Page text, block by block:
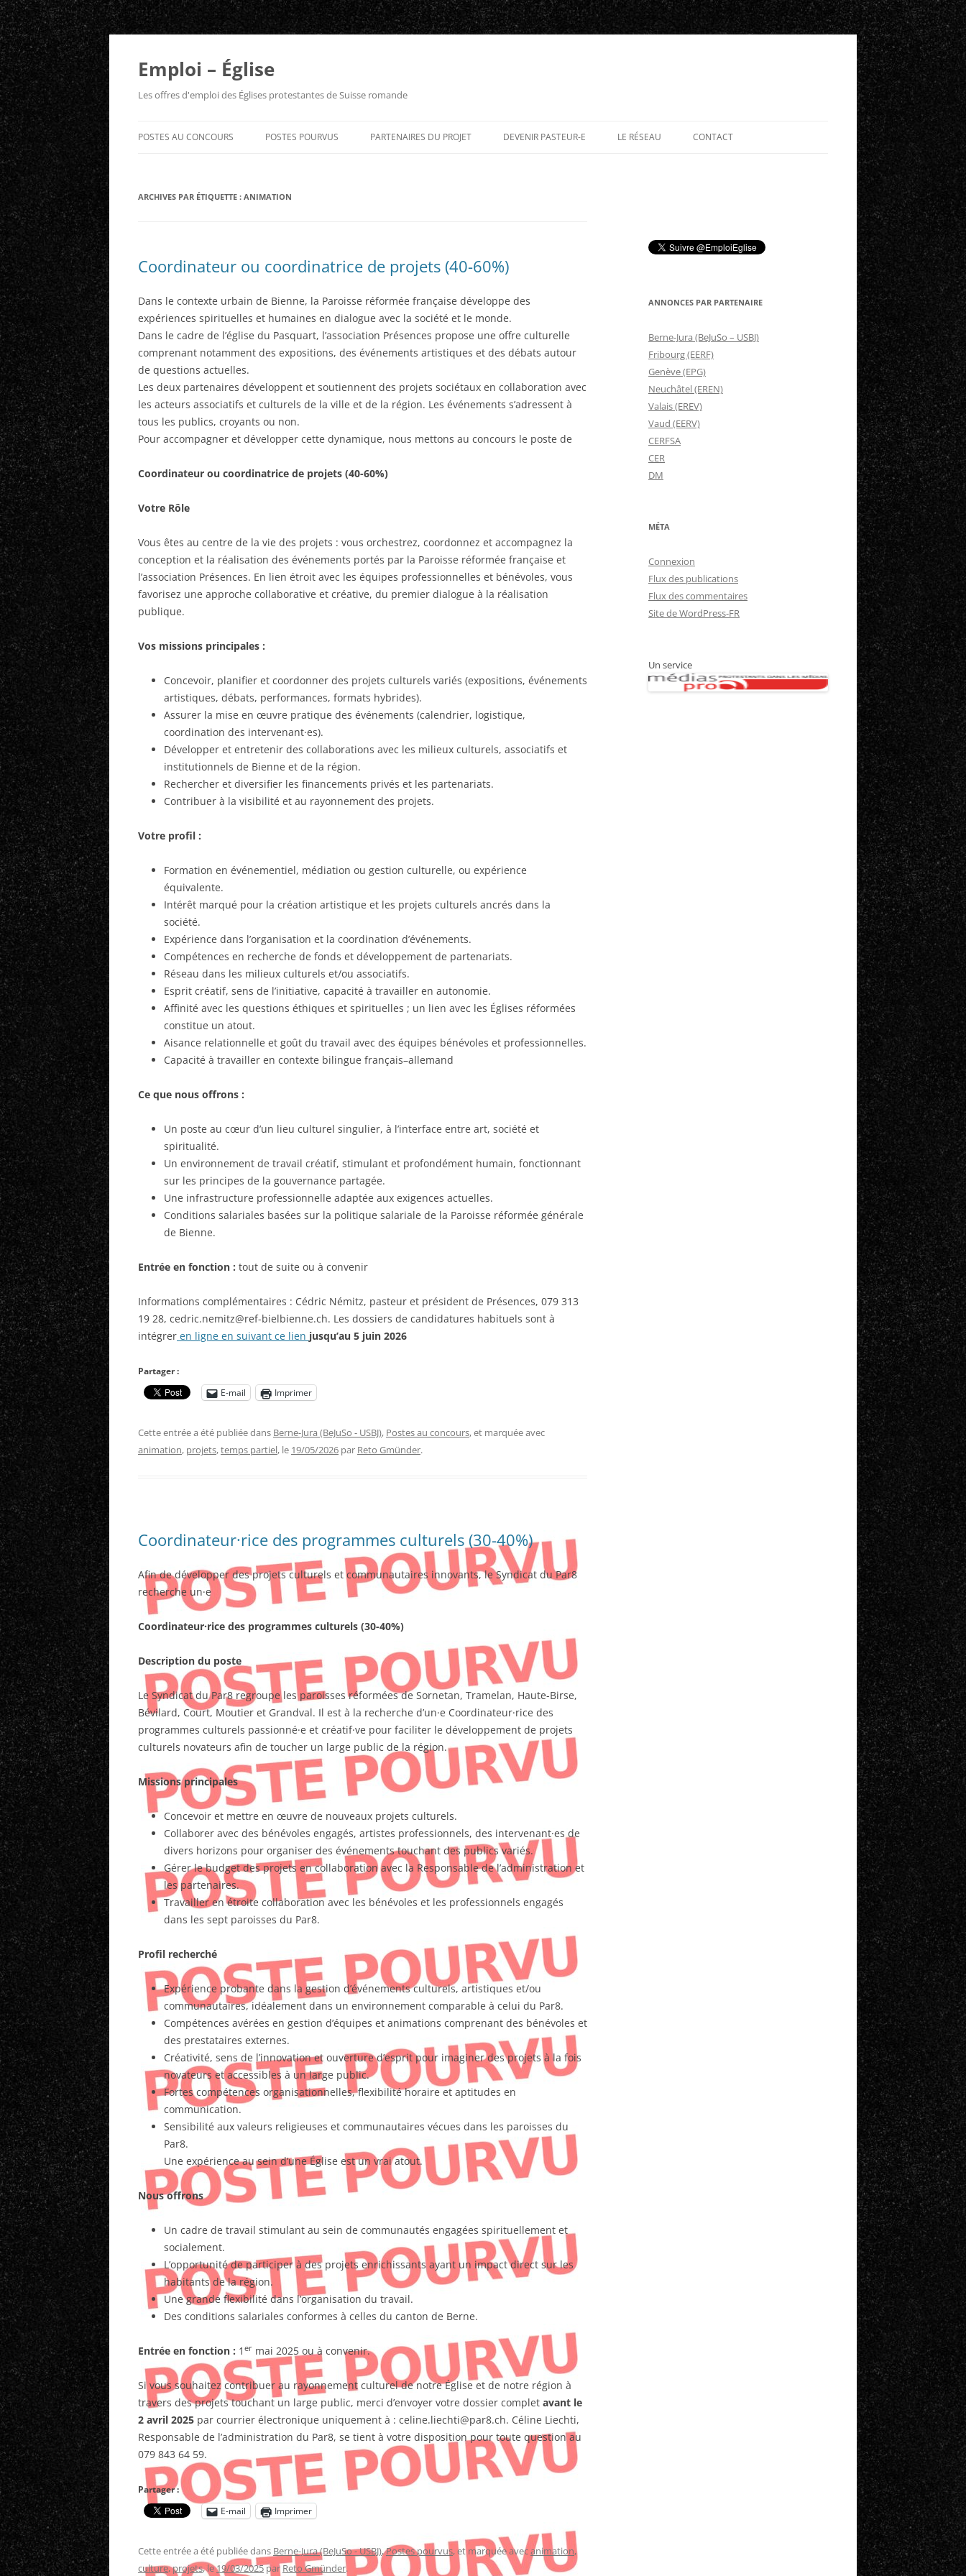
Aller
Emploi – Église
Les offres d'emploi des Églises protestantes de Suisse romande
POSTES AU CONCOURS POSTES POURVUS PARTENAIRES DU PROJET DEVENIR PASTEUR-E LE RÉSEAU CONTACT
ARCHIVES PAR ÉTIQUETTE : ANIMATION
Coordinateur ou coordinatrice de projets (40-60%)
Dans le contexte urbain de Bienne, la Paroisse réformée française développe des
expériences spirituelles et humaines en dialogue avec la société et le monde.
Dans le cadre de l’église du Pasquart, l’association Présences propose une offre culturelle
comprenant notamment des expositions, des événements artistiques et des débats autour
de questions actuelles.
Les deux partenaires développent et soutiennent des projets sociétaux en collaboration avec
les acteurs associatifs et culturels de la ville et de la région. Les événements s’adressent à
tous les publics, croyants ou non.
Pour accompagner et développer cette dynamique, nous mettons au concours le poste de
Coordinateur ou coordinatrice de projets (40-60%)
Votre Rôle
Vous êtes au centre de la vie des projets : vous orchestrez, coordonnez et accompagnez la
conception et la réalisation des événements portés par la Paroisse réformée française et
l’association Présences. En lien étroit avec les équipes professionnelles et bénévoles, vous
favorisez une approche collaborative et créative, du premier dialogue à la réalisation
publique.
Vos missions principales :
Concevoir, planifier et coordonner des projets culturels variés (expositions, événements
artistiques, débats, performances, formats hybrides).
Assurer la mise en œuvre pratique des événements (calendrier, logistique,
coordination des intervenant·es).
Développer et entretenir des collaborations avec les milieux culturels, associatifs et
institutionnels de Bienne et de la région.
Rechercher et diversifier les financements privés et les partenariats.
Contribuer à la visibilité et au rayonnement des projets.
Votre profil :
Formation en événementiel, médiation ou gestion culturelle, ou expérience
équivalente.
Intérêt marqué pour la création artistique et les projets culturels ancrés dans la
société.
Expérience dans l’organisation et la coordination d’événements.
Compétences en recherche de fonds et développement de partenariats.
Réseau dans les milieux culturels et/ou associatifs.
Esprit créatif, sens de l’initiative, capacité à travailler en autonomie.
Affinité avec les questions éthiques et spirituelles ; un lien avec les Églises réformées
constitue un atout.
Aisance relationnelle et goût du travail avec des équipes bénévoles et professionnelles.
Capacité à travailler en contexte bilingue français–allemand
Ce que nous offrons :
Un poste au cœur d’un lieu culturel singulier, à l’interface entre art, société et
spiritualité.
Un environnement de travail créatif, stimulant et profondément humain, fonctionnant
sur les principes de la gouvernance partagée.
Une infrastructure professionnelle adaptée aux exigences actuelles.
Conditions salariales basées sur la politique salariale de la Paroisse réformée générale
de Bienne.
Entrée en fonction : tout de suite ou à convenir
Informations complémentaires : Cédric Némitz, pasteur et président de Présences, 079 313
19 28, cedric.nemitz@ref-bielbienne.ch. Les dossiers de candidatures habituels sont à
intégrer en ligne en suivant ce lien jusqu’au 5 juin 2026
Partager :
E-mail
Imprimer
Cette entrée a été publiée dans Berne-Jura (BeJuSo - USBJ), Postes au concours, et marquée avec
animation, projets,temps partiel, le 19/05/2026 par Reto Gmünder.
Coordinateur·rice des programmes culturels (30-40%)
Afin de développer des projets culturels et communautaires innovants, le Syndicat du Par8
recherche un·e
Coordinateur·rice des programmes culturels (30-40%)
Description du poste
Le Syndicat du Par8 regroupe les paroisses réformées de Sornetan, Tramelan, Haute-Birse,
Bévilard, Court, Moutier et Grandval. Il est à la recherche d’un·e Coordinateur·rice des
programmes culturels passionné·e et créatif·ve pour faciliter le développement de projets
culturels novateurs afin de toucher un large public de la région.
Missions principales
Concevoir et mettre en œuvre de nouveaux projets culturels.
Collaborer avec des bénévoles engagés, artistes professionnels, des intervenant·es de
divers horizons pour organiser des événements touchant des publics variés.
Gérer le budget des projets en collaboration avec la Responsable de l’administration et
les partenaires.
Travailler en étroite collaboration avec les bénévoles et les professionnels engagés
dans les sept paroisses du Par8.
Profil recherché
Expérience probante dans la gestion d’événements culturels, artistiques et/ou
communautaires, idéalement dans un environnement comparable à celui du Par8.
Compétences avérées en gestion d’équipes et animations comprenant des bénévoles et
des prestataires externes.
Créativité, sens de l’innovation et ouverture d’esprit pour imaginer des projets à la fois
novateurs et accessibles à un large public.
Fortes compétences organisationnelles, flexibilité horaire et aptitudes en
communication.
Sensibilité aux valeurs religieuses et communautaires vécues dans les paroisses du
Par8.
Une expérience au sein d’une Église est un vrai atout.
Nous offrons
Un cadre de travail stimulant au sein de communautés engagées spirituellement et
socialement.
L’opportunité de participer à des projets enrichissants ayant un impact direct sur les
habitants de la région.
Une grande flexibilité dans l’organisation du travail.
Des conditions salariales conformes à celles du canton de Berne.
Entrée en fonction : 1 er mai 2025 ou à convenir.
Si vous souhaitez contribuer au rayonnement culturel de notre Église et de notre région à
travers des projets touchant un large public, merci d’envoyer votre dossier complet avant le
2 avril 2025 par courrier électronique uniquement à : celine.liechti@par8.ch. Céline Liechti,
Responsable de l’administration du Par8, se tient à votre disposition pour toute question au
079 843 64 59.
Partager :
E-mail
Imprimer
Cette entrée a été publiée dans Berne-Jura (BeJuSo - USBJ),Postes pourvus, et marquée avecanimation,
culture,projets, le19/03/2025parReto Gmünder.
ANNONCES PAR PARTENAIRE
Berne-Jura (BeJuSo – USBJ)
Fribourg (EERF)
Genève (EPG)
Neuchâtel (EREN)
Valais (EREV)
Vaud (EERV)
CERFSA
CER
DM
MÉTA
Connexion
Flux des publications
Flux des commentaires
Site de WordPress-FR
Un service